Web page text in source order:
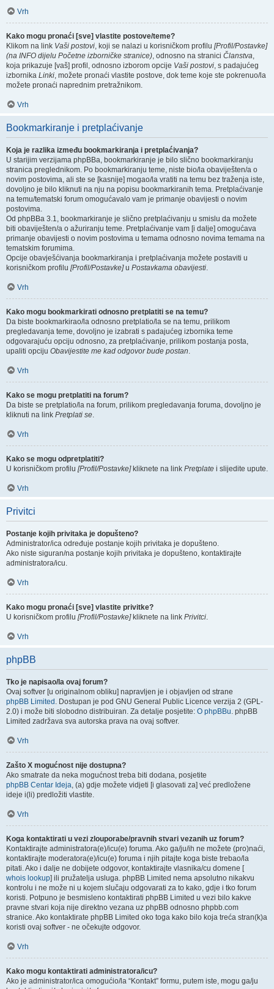
Vrh
Kako mogu pronaći [sve] vlastite postove/teme?
Klikom na link Vaši postovi, koji se nalazi u korisničkom profilu [Profil/Postavke]
(na INFO dijelu Početne izborničke stranice), odnosno na stranici Članstva,
koja prikazuje [vaš] profil, odnosno izborom opcije Vaši postovi, s padajućeg
izbornika Linki, možete pronaći vlastite postove, dok teme koje ste pokrenuo/la
možete pronaći naprednim pretražnikom.
Vrh
Bookmarkiranje i pretplaćivanje
Koja je razlika između bookmarkiranja i pretplaćivanja?
U starijim verzijama phpBBa, bookmarkiranje je bilo slično bookmarkiranju
stranica preglednikom. Po bookmarkiranju teme, niste bio/la obaviješten/a o
novim postovima, ali ste se [kasnije] mogao/la vratiti na temu bez traženja iste,
dovoljno je bilo kliknuti na nju na popisu bookmarkiranih tema. Pretplaćivanje
na temu/tematski forum omogućavalo vam je primanje obavijesti o novim
postovima.
Od phpBBa 3.1, bookmarkiranje je slično pretplaćivanju u smislu da možete
biti obaviješten/a o ažuriranju teme. Pretplaćivanje vam [i dalje] omogućava
primanje obavijesti o novim postovima u temama odnosno novima temama na
tematskim forumima.
Opcije obavješćivanja bookmarkiranja i pretplaćivanja možete postaviti u
korisničkom profilu [Profil/Postavke]u Postavkama obavijesti.
Vrh
Kako mogu bookmarkirati odnosno pretplatiti se na temu?
Da biste bookmarkirao/la odnosno pretplatio/la se na temu, prilikom
pregledavanja teme, dovoljno je izabrati s padajućeg izbornika teme
odgovarajuću opciju odnosno, za pretplaćivanje, prilikom postanja posta,
upaliti opciju Obavijestite me kad odgovor bude postan.
Vrh
Kako se mogu pretplatiti na forum?
Da biste se pretplatio/la na forum, prilikom pregledavanja foruma, dovoljno je
kliknuti na link Pretplati se.
Vrh
Kako se mogu odpretplatiti?
U korisničkom profilu [Profil/Postavke]kliknete na link Pretplate i slijedite upute.
Vrh
Privitci
Postanje kojih privitaka je dopušteno?
Administrator/ica određuje postanje kojih privitaka je dopušteno.
Ako niste siguran/na postanje kojih privitaka je dopušteno, kontaktirajte
administratora/icu.
Vrh
Kako mogu pronaći [sve] vlastite privitke?
U korisničkom profilu [Profil/Postavke]kliknete na link Privitci.
Vrh
phpBB
Tko je napisao/la ovaj forum?
Ovaj softver [u originalnom obliku] napravljen je i objavljen od strane
phpBB Limited . Dostupan je pod GNU General Public Licence verzija 2 (GPL-
2.0) i može biti slobodno distribuiran. Za detalje posjetite: O phpBBu. phpBB
Limited zadržava sva autorska prava na ovaj softver.
Vrh
Zašto X mogućnost nije dostupna?
Ako smatrate da neka mogućnost treba biti dodana, posjetite
phpBB Centar Ideja, (a) gdje možete vidjeti [i glasovati za] već predložene
ideje i(li) predložiti vlastite.
Vrh
Koga kontaktirati u vezi zlouporabe/pravnih stvari vezanih uz forum?
Kontaktirajte administratora(e)/icu(e) foruma. Ako ga/ju/ih ne možete (pro)naći,
kontaktirajte moderatora(e)/icu(e) foruma i njih pitajte koga biste trebao/la
pitati. Ako i dalje ne dobijete odgovor, kontaktirajte vlasnika/cu domene [
whois lookup] ili pružatelja usluga. phpBB Limited nema apsolutno nikakvu
kontrolu i ne može ni u kojem slučaju odgovarati za to kako, gdje i tko forum
koristi. Potpuno je besmisleno kontaktirati phpBB Limited u vezi bilo kakve
pravne stvari koja nije direktno vezana uz phpBB odnosno phpbb.com
stranice. Ako kontaktirate phpBB Limited oko toga kako bilo koja treća stran(k)a
koristi ovaj softver - ne očekujte odgovor.
Vrh
Kako mogu kontaktirati administratora/icu?
Ako je administrator/ica omogućio/la “Kontakt” formu, putem iste, mogu ga/ju